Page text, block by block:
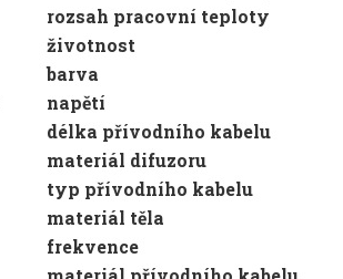
rozsah pracovní teploty
životnost
barva
napětí
délka přívodního kabelu
materiál difuzoru
typ přívodního kabelu
materiál těla
frekvence